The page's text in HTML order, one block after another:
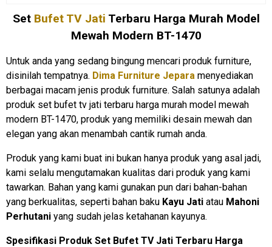
Set Bufet TV Jati Terbaru Harga Murah Model
Mewah Modern BT-1470
Untuk anda yang sedang bingung mencari produk furniture,
disinilah tempatnya. Dima Furniture Jepara menyediakan
berbagai macam jenis produk furniture. Salah satunya adalah
produk set bufet tv jati terbaru harga murah model mewah
modern BT-1470, produk yang memiliki desain mewah dan
elegan yang akan menambah cantik rumah anda.
Produk yang kami buat ini bukan hanya produk yang asal jadi,
kami selalu mengutamakan kualitas dari produk yang kami
tawarkan. Bahan yang kami gunakan pun dari bahan-bahan
yang berkualitas, seperti bahan baku Kayu Jati atau Mahoni
Perhutani yang sudah jelas ketahanan kayunya.
Spesifikasi Produk Set Bufet TV Jati Terbaru Harga